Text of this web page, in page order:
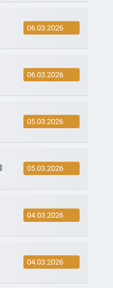
06.03.2026
06.03.2026
05.03.2026
05.03.2026
04.03.2026
04.03.2026